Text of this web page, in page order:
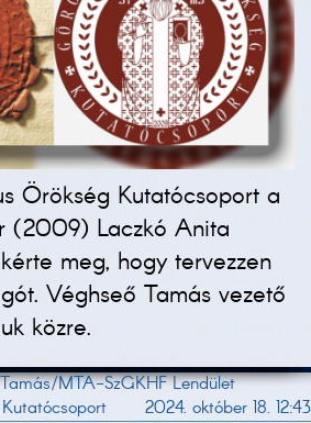
Örökség Kutatócsoport a
(2009) Laczkó Anita
meg, hogy tervezzen
Véghseő Tamás vezető
közre.
MTA-SzGKHF Lendület
2024. október 18. 12:43